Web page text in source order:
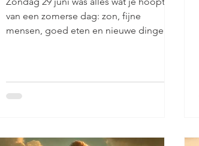
van een zomerse dag: zon, fijne
mensen, goed eten en nieuwe dingen